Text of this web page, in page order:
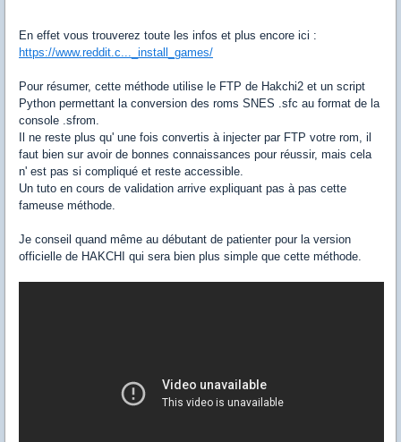
En effet vous trouverez toute les infos et plus encore ici :
https://www.reddit.c..._install_games/
Pour résumer, cette méthode utilise le FTP de Hakchi2 et un script
Python permettant la conversion des roms SNES .sfc au format de la
console .sfrom.
Il ne reste plus qu' une fois convertis à injecter par FTP votre rom, il
faut bien sur avoir de bonnes connaissances pour réussir, mais cela
n' est pas si compliqué et reste accessible.
Un tuto en cours de validation arrive expliquant pas à pas cette
fameuse méthode.
Je conseil quand même au débutant de patienter pour la version
officielle de HAKCHI qui sera bien plus simple que cette méthode.